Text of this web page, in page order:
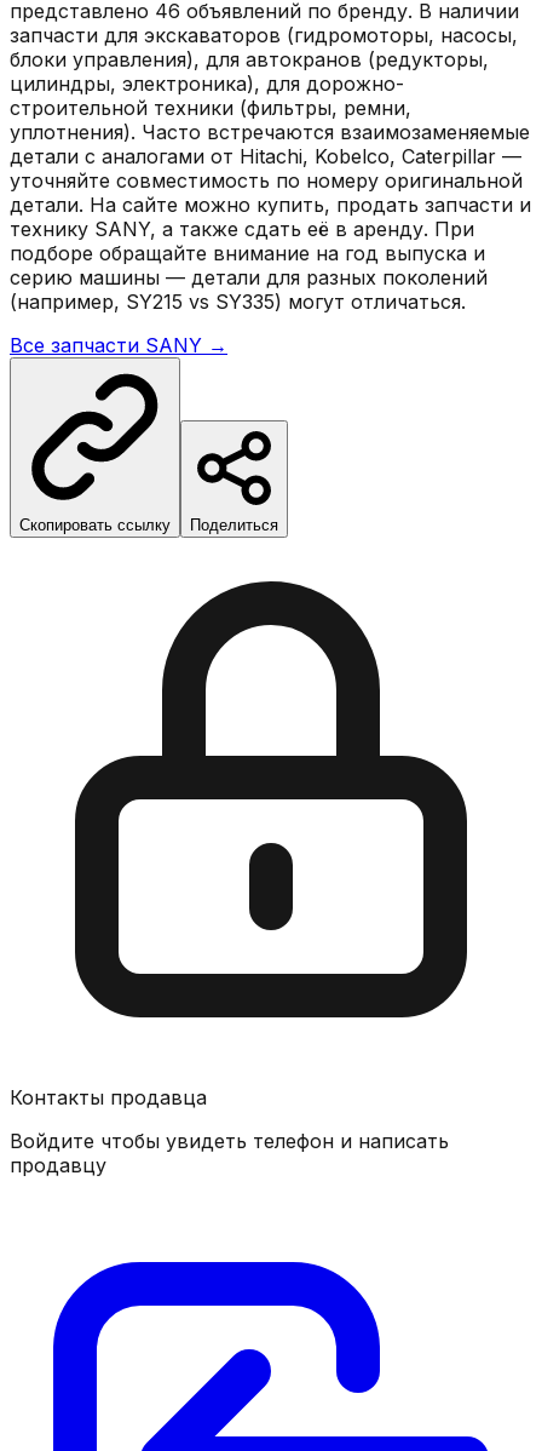
представлено 46 объявлений по бренду. В наличии
запчасти для экскаваторов (гидромоторы, насосы,
блоки управления), для автокранов (редукторы,
цилиндры, электроника), для дорожно-
строительной техники (фильтры, ремни,
уплотнения). Часто встречаются взаимозаменяемые
детали с аналогами от Hitachi, Kobelco, Caterpillar —
уточняйте совместимость по номеру оригинальной
детали. На сайте можно купить, продать запчасти и
технику SANY, а также сдать её в аренду. При
подборе обращайте внимание на год выпуска и
серию машины — детали для разных поколений
(например, SY215 vs SY335) могут отличаться.
Все запчасти SANY →
Скопировать ссылку Поделиться
Контакты продавца
Войдите чтобы увидеть телефон и написать
продавцу